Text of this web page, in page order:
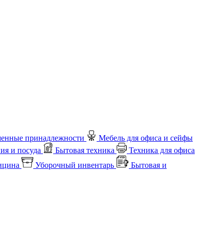
принадлежности
Мебель для офиса и сейфы
и посуда Бытовая техника
Техника для офиса
Уборочный инвентарь
Бытовая и